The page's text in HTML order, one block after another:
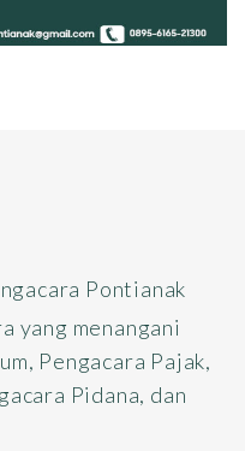
Pontianak
yang menangani
Pengacara Pajak,
Pidana, dan